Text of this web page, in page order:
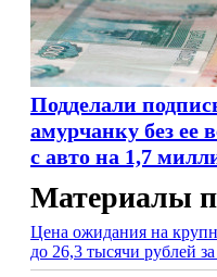
Подделали
амурчанку без ее
с авто на 1,7
Материалы
Цена ожидания на
до 26,3 тысячи рублей